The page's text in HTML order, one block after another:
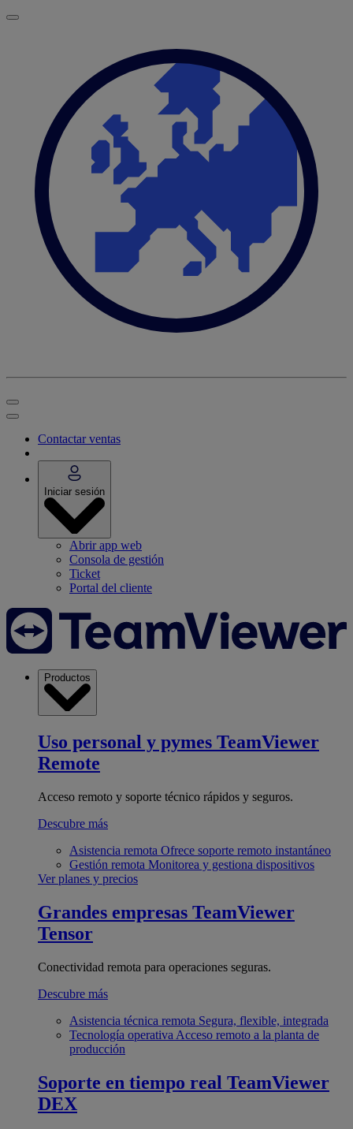
Contactar ventas
Iniciar sesión
Abrir app web
Consola de gestión
Ticket
Portal del cliente
Productos
Uso personal y pymes TeamViewer
Remote
Acceso remoto y soporte técnico rápidos y seguros.
Descubre más
Asistencia remota Ofrece soporte remoto instantáneo
Gestión remota Monitorea y gestiona dispositivos
Ver planes y precios
Grandes empresas TeamViewer
Tensor
Conectividad remota para operaciones seguras.
Descubre más
Asistencia técnica remota Segura, flexible, integrada
Tecnología operativa Acceso remoto a la planta de
producción
Soporte en tiempo real TeamViewer
DEX